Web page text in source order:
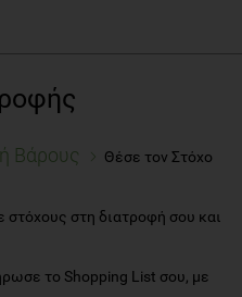
Βάρους
Θέσε τον Στόχο
στόχους στη διατροφή σου και
το Shopping List σου, με